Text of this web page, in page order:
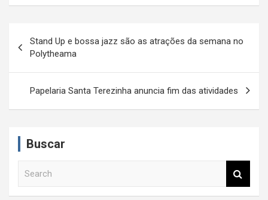
v
g
Stand Up e bossa jazz são as atrações da semana no
Polytheama
Papelaria Santa Terezinha anuncia fim das atividades
Buscar